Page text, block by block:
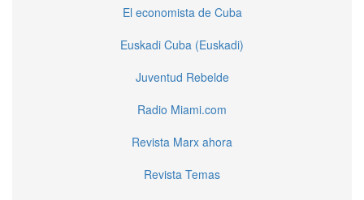
El economista de Cuba
Euskadi Cuba (Euskadi)
Juventud Rebelde
Radio Miami.com
Revista Marx ahora
Revista Temas